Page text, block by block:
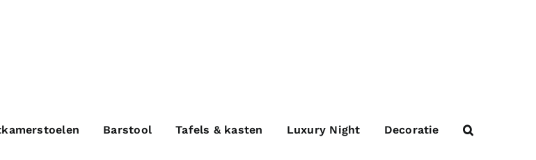
Barstool Tafels & kasten Luxury Night Decoratie